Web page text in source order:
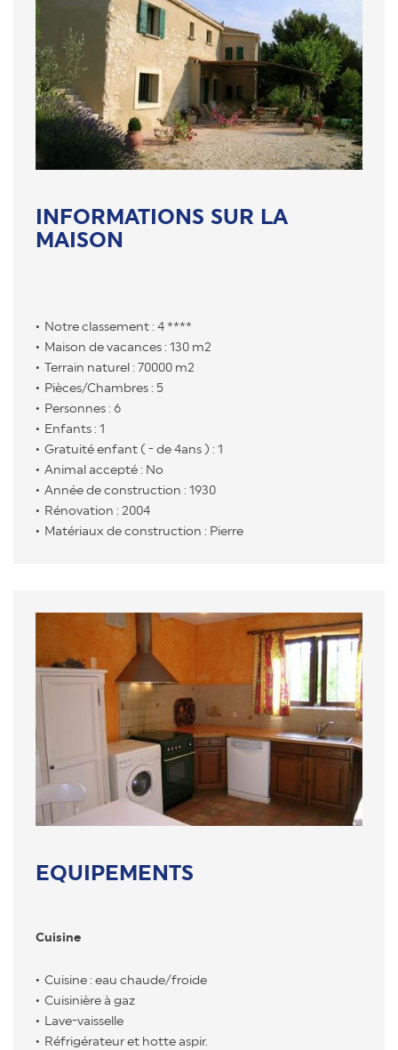
INFORMATIONS SUR LA
MAISON
Notre classement : 4 ****
Maison de vacances : 130 m2
Terrain naturel : 70000 m2
Pièces/Chambres : 5
Personnes : 6
Enfants : 1
Gratuité enfant ( - de 4ans ) : 1
Animal accepté : No
Année de construction : 1930
Rénovation : 2004
Matériaux de construction : Pierre
EQUIPEMENTS
Cuisine
Cuisine : eau chaude/froide
Cuisinière à gaz
Lave-vaisselle
Réfrigérateur et hotte aspir.